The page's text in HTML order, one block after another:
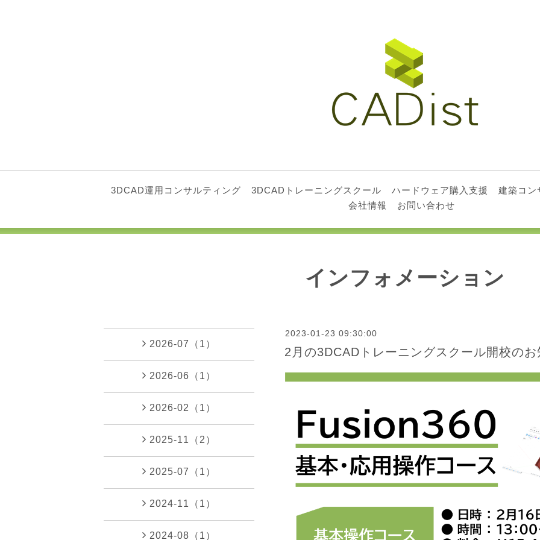
3DCAD運用コンサルティング 3DCADトレーニングスクール ハードウェア購入支援
建築コン
会社情報
お問い合わせ
インフォメーション
2023-01-23 09:30:00
2月の3DCADトレーニングスクール開校の
2026-07（1）
2026-06（1）
2026-02（1）
2025-11（2）
2025-07（1）
2024-11（1）
2024-08（1）